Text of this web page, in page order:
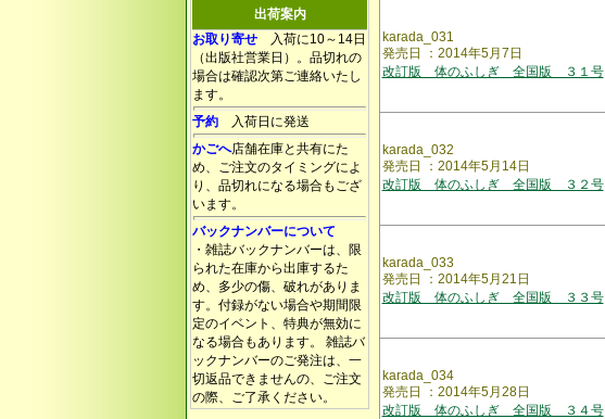
出荷案内
お取り寄せ 入荷に10～14日
（出版社営業日）。品切れの
場合は確認次第ご連絡いたし
ます。
予約 入荷日に発送
かごへ店舗在庫と共有にた
め、ご注文のタイミングによ
り、品切れになる場合もござ
います。
バックナンバーについて
・雑誌バックナンバーは、限
られた在庫から出庫するた
め、多少の傷、破れがありま
す。付録がない場合や期間限
定のイベント、特典が無効に
なる場合もあります。 雑誌バ
ックナンバーのご発注は、一
切返品できませんの、ご注文
の際、ご了承ください。
karada_031
発売日 ：2014年5月7日
改訂版 体のふしぎ 全国版 ３１号
karada_032
発売日 ：2014年5月14日
改訂版 体のふしぎ 全国版 ３２号
karada_033
発売日 ：2014年5月21日
改訂版 体のふしぎ 全国版 ３３号
karada_034
発売日 ：2014年5月28日
改訂版 体のふしぎ 全国版 ３４号